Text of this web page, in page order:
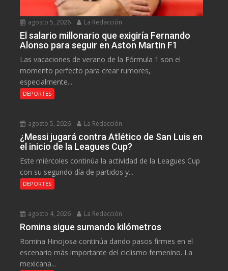
agosto 5, 2026 La Redacción
El salario millonario que exigiría Fernando
Alonso para seguir en Aston Martin F1
Las vacaciones de verano de la Fórmula 1 son el
momento perfecto para crear rumores,
especialmente...
DEPORTES
agosto 5, 2026 La Redacción
¿Messi jugará contra Atlético de San Luis en
el inicio de la Leagues Cup?
Este miércoles continúa la actividad de la Leagues Cup
con su segundo día de partidos y...
DEPORTES
agosto 4, 2026 La Redacción
Romina sigue sumando kilómetros
Romina Hinojosa continúa dando pasos firmes en el
escenario más importante del ciclismo femenino. La
mexicana...